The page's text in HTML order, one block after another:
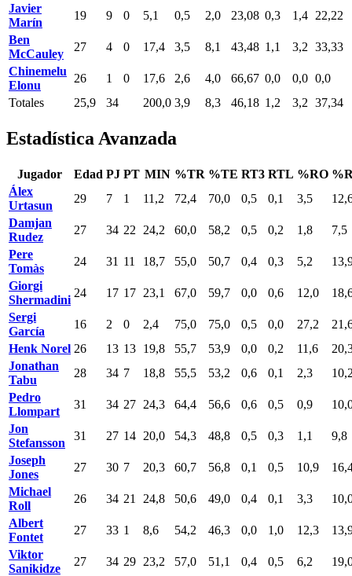
Javier
Marín
19 9 0 5,1 0,5 2,0 23,08 0,3 1,4 22,22
Ben
McCauley
27 4 0 17,4 3,5 8,1 43,48 1,1 3,2 33,33
Chinemelu
Elonu
26 1 0 17,6 2,6 4,0 66,67 0,0 0,0 0,0
Totales
25,9 34 200,0 3,9 8,3 46,18 1,2 3,2 37,34
Estadística Avanzada
Jugador Edad PJ PT MIN %TR %TE RT3 RTL %RO
Álex
Urtasun
29 7 1 11,2 72,4 70,0 0,5 0,1 3,5
Damjan
Rudez
27 34 22 24,2 60,0 58,2 0,5 0,2 1,8
7,5
Pere
Tomàs
24 31 11 18,7 55,0 50,7 0,4 0,3 5,2
Giorgi
Shermadini
24 17 17 23,1 67,0 59,7 0,0 0,6 12,0
Sergi
García
16 2 0 2,4 75,0 75,0 0,5 0,0 27,2
Henk Norel 26 13 13 19,8 55,7 53,9 0,0 0,2 11,6
Jonathan
Tabu
28 34 7 18,8 55,5 53,2 0,6 0,1 2,3
Pedro
Llompart
31 34 27 24,3 64,4 56,6 0,6 0,5 0,9
Jon
Stefansson
31 27 14 20,0 54,3 48,8 0,5 0,3 1,1
9,8
Joseph
Jones
27 30 7 20,3 60,7 56,8 0,1 0,5 10,9
Michael
Roll
26 34 21 24,8 50,6 49,0 0,4 0,1 3,3
Albert
Fontet
27 33 1 8,6 54,2 46,3 0,0 1,0 12,3
Viktor
Sanikidze
27 34 29 23,2 57,0 51,1 0,4 0,5 6,2